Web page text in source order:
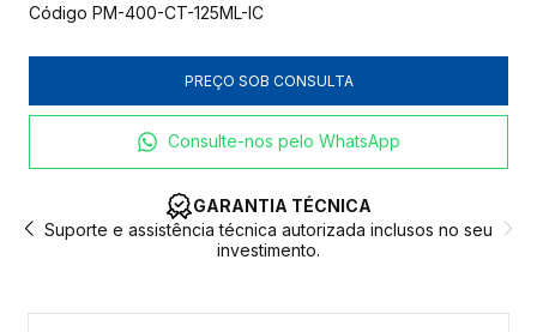
Código PM-400-CT-125ML-IC
Consulte-nos pelo WhatsApp
LOGÍSTICA DE IMPORTAÇÃO
Produtos sob encomenda. Consulte o prazo exato com o
especialista.